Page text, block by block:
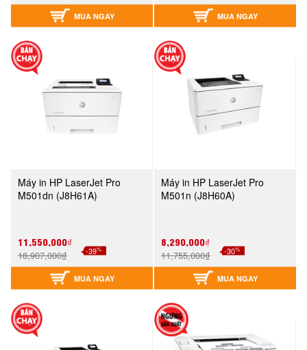
MUA NGAY MUA NGAY
Máy in HP LaserJet Pro
M501dn (J8H61A)
11,550,000₫
18,907,000₫ -39%
MUA NGAY
Máy in HP LaserJet Pro
M501n (J8H60A)
8,290,000₫
11,755,000₫ -30%
MUA NGAY